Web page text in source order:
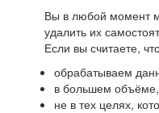
Вы в любой момент
удалить их
Если вы считаете,
обрабатываем
в большем объёме,
не в тех целях,